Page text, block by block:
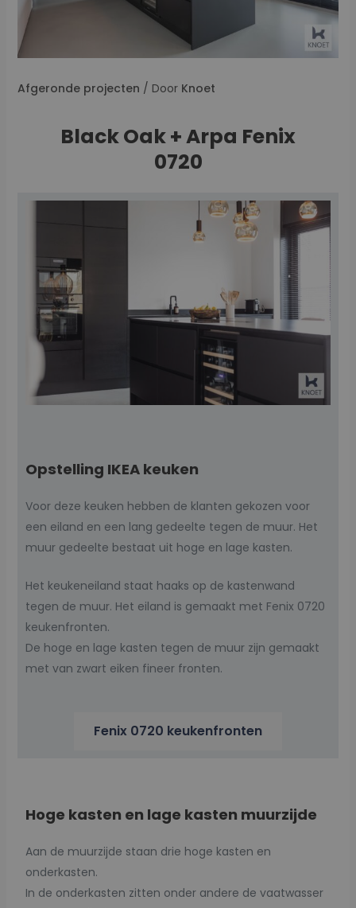
Afgeronde projecten / Door Knoet
Black Oak + Arpa Fenix
0720
Opstelling IKEA keuken
Voor deze keuken hebben de klanten gekozen voor
een eiland en een lang gedeelte tegen de muur. Het
muur gedeelte bestaat uit hoge en lage kasten.
Het keukeneiland staat haaks op de kastenwand
tegen de muur. Het eiland is gemaakt met Fenix 0720
keukenfronten.
De hoge en lage kasten tegen de muur zijn gemaakt
met van zwart eiken fineer fronten.
Fenix 0720 keukenfronten
Hoge kasten en lage kasten muurzijde
Aan de muurzijde staan drie hoge kasten en
onderkasten.
In de onderkasten zitten onder andere de vaatwasser